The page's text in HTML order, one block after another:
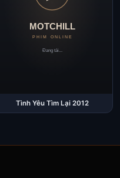
Tình Yêu Tìm Lại 2012